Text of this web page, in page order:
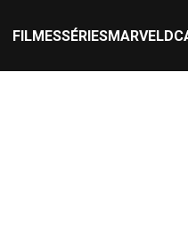
FILMESSÉRIESMARVELDC